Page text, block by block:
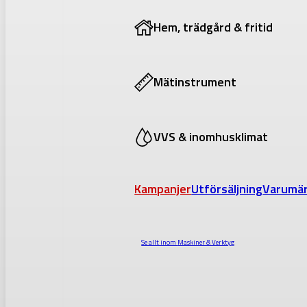
Hem, trädgård & fritid
Mätinstrument
VVS & inomhusklimat
KampanjerUtförsäljning
Se allt inom Maskiner & Verktyg